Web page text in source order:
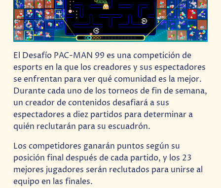
El Desafío PAC-MAN 99 es una competición de
esports en la que los creadores y sus espectadores
se enfrentan para ver qué comunidad es la mejor.
Durante cada uno de los torneos de fin de semana,
un creador de contenidos desafiará a sus
espectadores a diez partidos para determinar a
quién reclutarán para su escuadrón.
Los competidores ganarán puntos según su
posición final después de cada partido, y los 23
mejores jugadores serán reclutados para unirse al
equipo en las finales.